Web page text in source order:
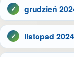
grudzień
listopad 2024